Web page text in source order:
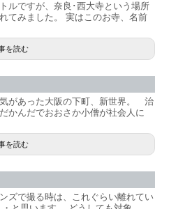
ルですが、奈良･西大寺という場所
てみました。 実はこのお寺、名前
を読む
があった大阪の下町、新世界。 治
かんだでおおさか小僧が社会人に
を読む
ズで撮る時は、これぐらい離れてい